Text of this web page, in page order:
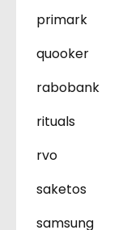
primark
quooker
rabobank
rituals
rvo
saketos
samsung